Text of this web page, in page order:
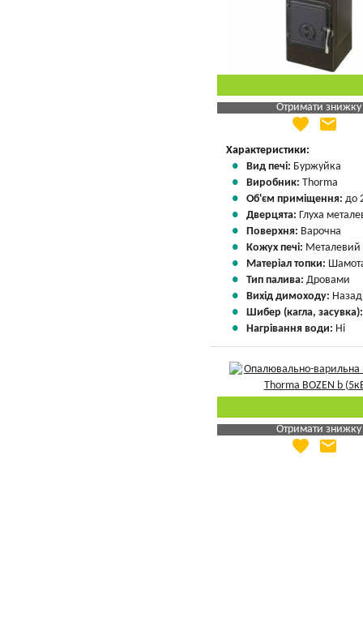
Отримати знижку
Яка Ваша ціна
Вказати мою ціну
favorite email
Характеристики:
Вид печі: Буржуйка
Виробник: Thorma
Об'єм приміщення: до
Дверцята: Глуха
Поверхня: Варочна
Кожух печі: Металевий
Матеріал топки:
Тип палива: Дровами
Вихід димоходу: Назад
Шибер (кагла,
Нагрівання води: Ні
Отримати знижку
Яка Ваша ціна
favorite email